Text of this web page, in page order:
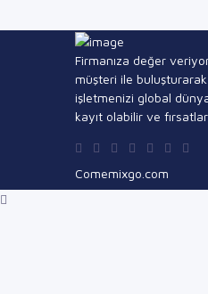
Firmanıza değer
müşteri ile
işletmenizi global
kayıt olabilir ve
Comemixgo.com